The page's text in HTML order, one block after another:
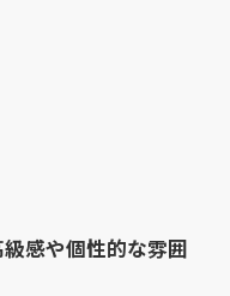
感や個性的な雰囲